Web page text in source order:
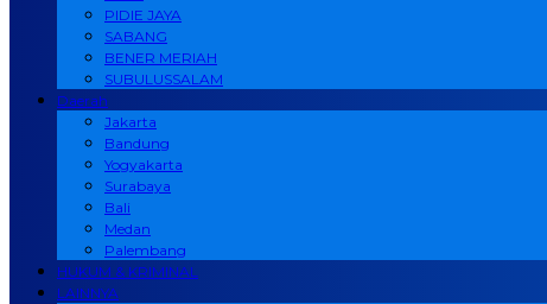
PIDIE JAYA
SABANG
BENER MERIAH
SUBULUSSALAM
Daerah
Jakarta
Bandung
Yogyakarta
Surabaya
Bali
Medan
Palembang
HUKUM & KRIMINAL
LAINNYA